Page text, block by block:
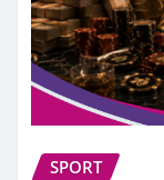
SPORT